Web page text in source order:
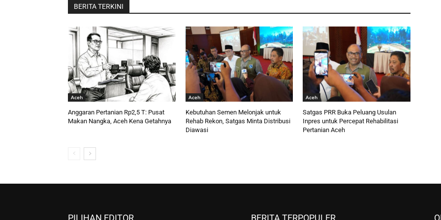
BERITA TERKINI
Aceh
Anggaran Pertanian Rp2,5 T: Pusat
Makan Nangka, Aceh Kena Getahnya
Aceh
Kebutuhan Semen Melonjak untuk
Rehab Rekon, Satgas Minta Distribusi
Diawasi
Aceh
Satgas PRR Buka Peluang Usulan
Inpres untuk Percepat Rehabilitasi
Pertanian Aceh